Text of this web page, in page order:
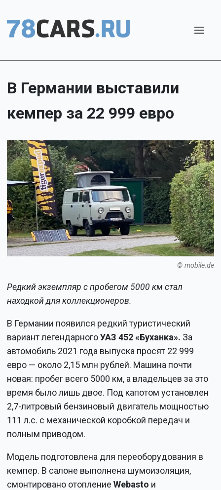
В Германии выставили
кемпер за 22 999 евро
© mobile.de
Редкий экземпляр с пробегом 5000 км стал
находкой для коллекционеров.
В Германии появился редкий туристический
вариант легендарногоУАЗ 452 «Буханка». За
автомобиль 2021 года выпуска просят 22 999
евро — около 2,15 млн рублей. Машина почти
новая: пробег всего 5000 км, а владельцев за это
время было лишь двое. Под капотом установлен
2,7-литровый бензиновый двигатель мощностью
111 л.с. с механической коробкой передач и
полным приводом.
Модель подготовлена для переоборудования в
кемпер. В салоне выполнена шумоизоляция,
смонтировано отоплениеWebasto и